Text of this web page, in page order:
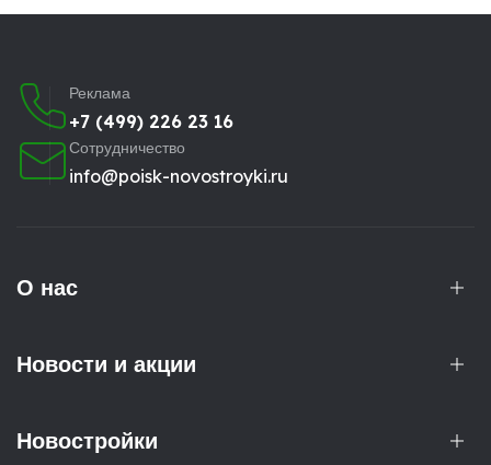
Реклама
+7 (499) 226 23 16
Сотрудничество
info@poisk-novostroyki.ru
О нас
Новости и акции
Новостройки